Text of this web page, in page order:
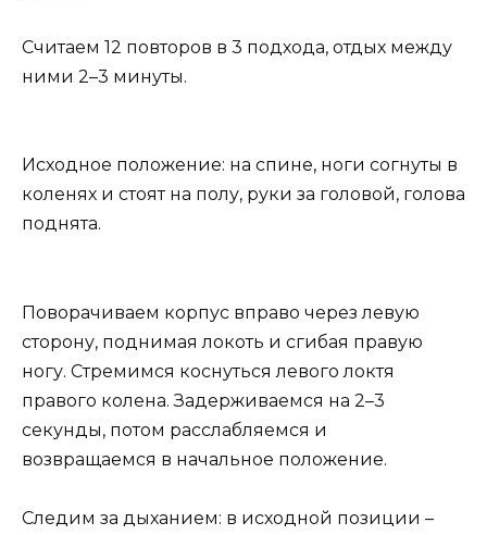
Считаем 12 повторов в 3 подхода, отдых между
ними 2–3 минуты.
Исходное положение: на спине, ноги согнуты в
коленях и стоят на полу, руки за головой, голова
поднята.
Поворачиваем корпус вправо через левую
сторону, поднимая локоть и сгибая правую
ногу. Стремимся коснуться левого локтя
правого колена. Задерживаемся на 2–3
секунды, потом расслабляемся и
возвращаемся в начальное положение.
Следим за дыханием: в исходной позиции –